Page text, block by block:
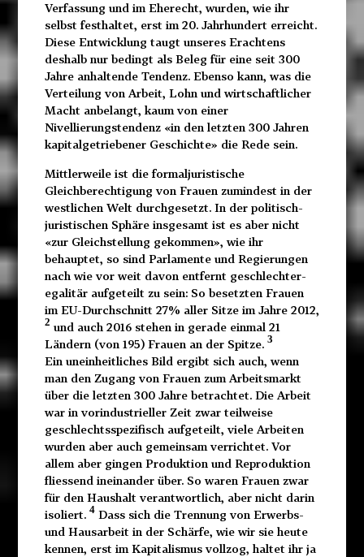
Verfassung und im Eherecht, wurden, wie ihr
selbst festhaltet, erst im 20. Jahrhundert erreicht.
Diese Entwicklung taugt unseres Erachtens
deshalb nur bedingt als Beleg für eine seit 300
Jahre anhaltende Tendenz. Ebenso kann, was die
Verteilung von Arbeit, Lohn und wirtschaftlicher
Macht anbelangt, kaum von einer
Nivellierungstendenz «in den letzten 300 Jahren
kapitalgetriebener Geschichte» die Rede sein.
Mittlerweile ist die formaljuristische
Gleichberechtigung von Frauen zumindest in der
westlichen Welt durchgesetzt. In der politisch-
juristischen Sphäre insgesamt ist es aber nicht
«zur Gleichstellung gekommen», wie ihr
behauptet, so sind Parlamente und Regierungen
nach wie vor weit davon entfernt geschlechter-
egalitär aufgeteilt zu sein: So besetzten Frauen
im EU-Durchschnitt 27% aller Sitze im Jahre 2012,
2 und auch 2016 stehen in gerade einmal 21
Ländern (von 195) Frauen an der Spitze. 3
Ein uneinheitliches Bild ergibt sich auch, wenn
man den Zugang von Frauen zum Arbeitsmarkt
über die letzten 300 Jahre betrachtet. Die Arbeit
war in vorindustrieller Zeit zwar teilweise
geschlechtsspezifisch aufgeteilt, viele Arbeiten
wurden aber auch gemeinsam verrichtet. Vor
allem aber gingen Produktion und Reproduktion
fliessend ineinander über. So waren Frauen zwar
für den Haushalt verantwortlich, aber nicht darin
isoliert. 4Dass sich die Trennung von Erwerbs-
und Hausarbeit in der Schärfe, wie wir sie heute
kennen, erst im Kapitalismus vollzog, haltet ihr ja